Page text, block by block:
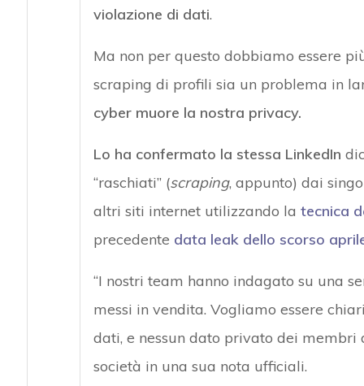
violazione di dati.
Ma non per questo dobbiamo essere
scraping di profili sia un problema in
cyber muore la nostra privacy.
Lo ha confermato la stessa LinkedIn
“raschiati” (scraping, appunto) dai
altri siti internet utilizzando la tecnica
precedente data leak dello scorso
“I nostri team hanno indagato su una
messi in vendita. Vogliamo essere
dati, e nessun dato privato dei membri
società in una sua nota ufficiali.